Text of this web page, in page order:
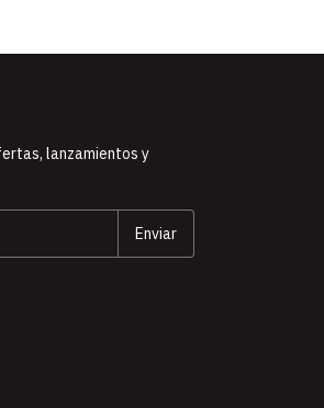
lanzamientos y